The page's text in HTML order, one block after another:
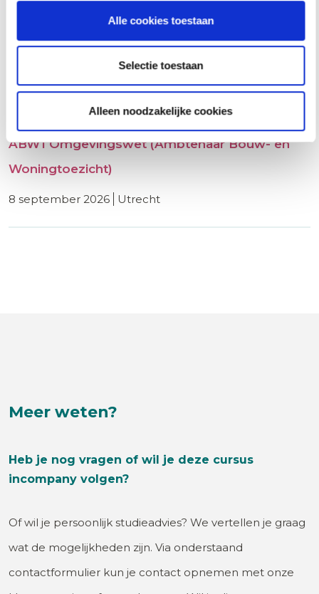
Alle cookies toestaan
Selectie toestaan
Alleen noodzakelijke cookies
Basiscursus Omgevingsvergunning
Omgevingswet
ABW1 Omgevingswet (Ambtenaar Bouw- en
Woningtoezicht)
8 september 2026 utrecht
Meer weten?
Heb je nog vragen of wil je deze cursus
incompany volgen?
Of wil je persoonlijk studieadvies? We vertellen je graag
wat de mogelijkheden zijn. Via onderstaand
contactformulier kun je contact opnemen met onze